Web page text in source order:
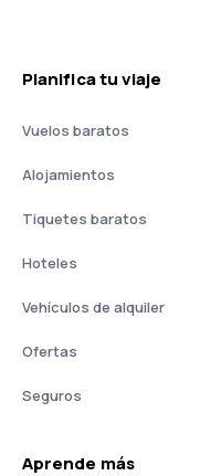
Planifica tu viaje
Vuelos baratos
Alojamientos
Tiquetes baratos
Hoteles
Vehículos de alquiler
Ofertas
Seguros
Aprende más